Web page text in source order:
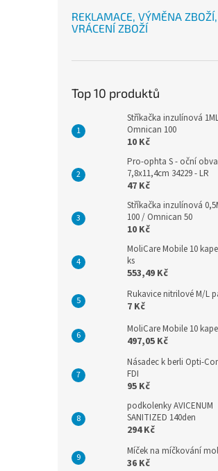
REKLAMACE, VÝMĚNA ZBOŽÍ,
VRÁCENÍ ZBOŽÍ
Top 10 produktů
Stříkačka inzulínová
Omnican 100
10 Kč
Pro-ophta S - oční
7,8x11,4cm 34229 - LR
47 Kč
Stříkačka inzulínová
100 / Omnican 50
10 Kč
MoliCare Mobile 10
ks
553,49 Kč
Rukavice nitrilové M/L
7 Kč
MoliCare Mobile 10
497,05 Kč
Násadec k berli Opti-
FDI
95 Kč
podkolenky AVICENUM
SANITIZED 140den
294 Kč
Míček na míčkování
36 Kč